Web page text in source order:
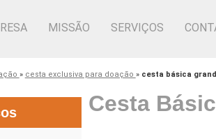
MISSÃO SERVIÇOS
» cesta exclusiva para doação » cesta básica
Cesta